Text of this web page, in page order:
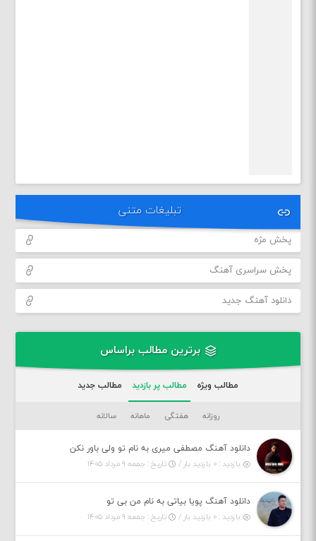
تبلیغات متنی
پخش مژه
پخش سراسری آهنگ
دانلود آهنگ جدید
برترین مطالب براساس
مطالب ویژه مطالب پر بازدید مطالب جدید
روزانه هفتگی ماهانه سالانه
دانلود آهنگ مصطفی میری به نام تو ولی باور نکن
بازدید : ۰ بازدید بار /
تاریخ : جمعه ۹ مرداد ۱۴۰۵
دانلود آهنگ پویا بیاتی به نام من بی تو
بازدید : ۰ بازدید بار /
تاریخ : جمعه ۹ مرداد ۱۴۰۵